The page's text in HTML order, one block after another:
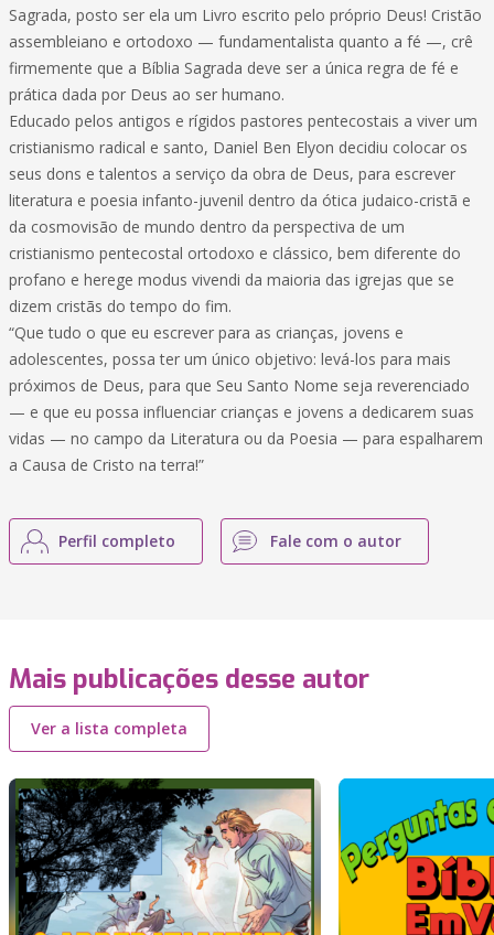
Sagrada, posto ser ela um Livro escrito pelo próprio Deus! Cristão
assembleiano e ortodoxo — fundamentalista quanto a fé —, crê
firmemente que a Bíblia Sagrada deve ser a única regra de fé e
prática dada por Deus ao ser humano.
Educado pelos antigos e rígidos pastores pentecostais a viver um
cristianismo radical e santo, Daniel Ben Elyon decidiu colocar os
seus dons e talentos a serviço da obra de Deus, para escrever
literatura e poesia infanto-juvenil dentro da ótica judaico-cristã e
da cosmovisão de mundo dentro da perspectiva de um
cristianismo pentecostal ortodoxo e clássico, bem diferente do
profano e herege modus vivendi da maioria das igrejas que se
dizem cristãs do tempo do fim.
“Que tudo o que eu escrever para as crianças, jovens e
adolescentes, possa ter um único objetivo: levá-los para mais
próximos de Deus, para que Seu Santo Nome seja reverenciado
— e que eu possa influenciar crianças e jovens a dedicarem suas
vidas — no campo da Literatura ou da Poesia — para espalharem
a Causa de Cristo na terra!”
Perfil completo Fale com o autor
Mais publicações desse autor
Ver a lista completa